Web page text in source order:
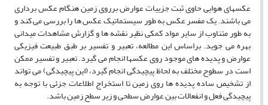
عکسهای هوایی حاوی ثبت جزییات عوارض برروی زمین هنگام عکس برداری
می­ باشند. یک مفسر عکس به طور سیستماتیک عکس ها را بررسی می­ کند و
به طور متناوب از سایر مواد کمکی نظیر نقشه ­ها و گزارش مشاهدات میدانی
بهره می ­جوید. براساس این مطالعه، تعبیر و تفسیر بر طبق طبیعت فیزیکی
عوارض و پدیده­ های موجود روی عکسها انجام می گیرد. تعبیر و تفسیر ممکن
است در سطوح مختلف به لحاظ پیچیدگی انجام گیرد، (این پیچیدگی) می تواند
از تشخیص ساده پدیده­ ها روی زمین تا استخراج اطلاعات جزئی با توجه به
پیچیدگی فعل و انفعالات بین عوارض سطحی و زیر سطح زمین باشد.